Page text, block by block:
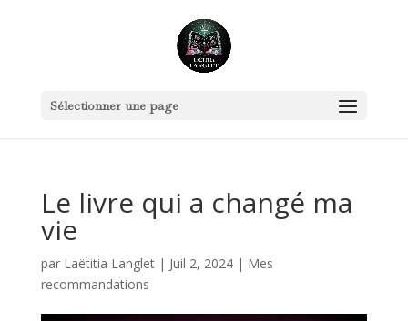
Sélectionner une page
Le livre qui a changé ma
vie
par Laëtitia Langlet| Juil 2, 2024| Mes
recommandations